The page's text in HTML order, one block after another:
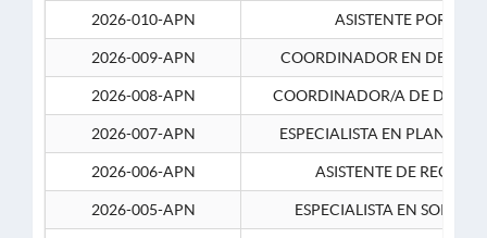
2026-010-APN
ASISTENTE
2026-009-APN COORDINADOR EN
2026-008-APN COORDINADOR/A DE
2026-007-APN ESPECIALISTA EN
2026-006-APN ASISTENTE DE
2026-005-APN ESPECIALISTA EN